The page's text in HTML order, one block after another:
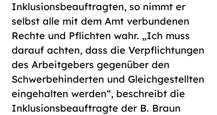
Inklusionsbeauftragten, so nimmt er
selbst alle mit dem Amt verbundenen
Rechte und Pflichten wahr. „Ich muss
darauf achten, dass die Verpflichtungen
des Arbeitgebers gegenüber den
Schwerbehinderten und Gleichgestellten
eingehalten werden“, beschreibt die
Inklusionsbeauftragte der B. Braun